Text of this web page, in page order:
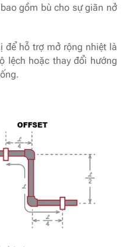
gồm bù cho sự giãn nở
để hỗ trợ mở rộng nhiệt là
lệch hoặc thay đổi hướng